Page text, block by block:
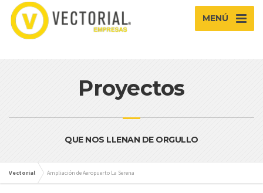
MENÚ
Proyectos
QUE NOS LLENAN DE ORGULLO
Vectorial Ampliación de Aeropuerto La Serena